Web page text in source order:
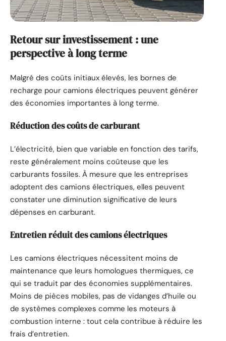
Retour sur investissement : une
perspective à long terme
Malgré des coûts initiaux élevés, les bornes de
recharge pour camions électriques peuvent générer
des économies importantes à long terme.
Réduction des coûts de carburant
L’électricité, bien que variable en fonction des tarifs,
reste généralement moins coûteuse que les
carburants fossiles. À mesure que les entreprises
adoptent des camions électriques, elles peuvent
constater une diminution significative de leurs
dépenses en carburant.
Entretien réduit des camions électriques
Les camions électriques nécessitent moins de
maintenance que leurs homologues thermiques, ce
qui se traduit par des économies supplémentaires.
Moins de pièces mobiles, pas de vidanges d’huile ou
de systèmes complexes comme les moteurs à
combustion interne : tout cela contribue à réduire les
frais d’entretien.